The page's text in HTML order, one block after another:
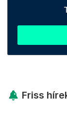
Friss